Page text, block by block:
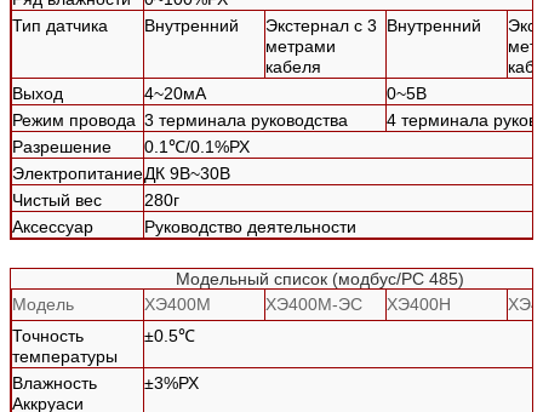
Тип датчика
Внутренний
Экстернал с 3
метрами
кабеля
Внутренний
Выход
4~20мА
0~5В
Режим провода 3 терминала руководства
4 терминала
Разрешение
0.1℃/0.1%РХ
ЭлектропитаниеДК 9В~30В
Чистый вес
280г
Аксессуар
Руководство деятельности
Модельный список (модбус/РС 485)
Модель
ХЭ400М ХЭ400М-ЭС ХЭ400Н
Точность
температуры
±0.5℃
Влажность
Аккруаси
±3%РХ